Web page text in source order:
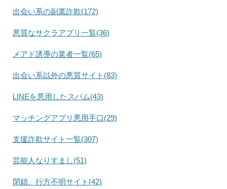
出会い系の副業詐欺(172)
悪質なサクラアプリ一覧(36)
メアド誘導の業者一覧(65)
出会い系以外の悪質サイト(83)
LINEを悪用したスパム(43)
マッチングアプリ悪用手口(29)
支援詐欺サイト一覧(307)
芸能人なりすまし(51)
閉鎖、行方不明サイト(42)